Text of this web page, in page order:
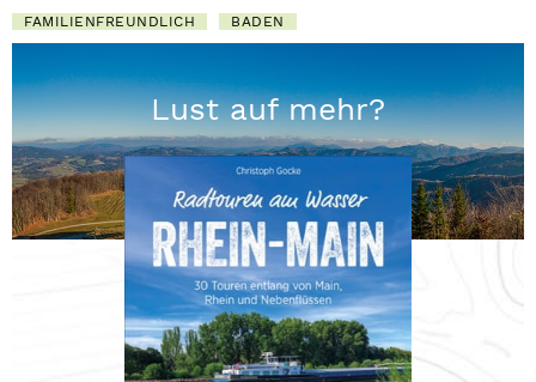
FAMILIENFREUNDLICH BADEN
Lust auf mehr?